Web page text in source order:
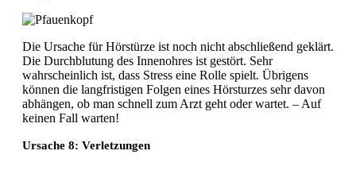
Die Ursache für Hörstürze ist noch nicht abschließend geklärt.
Die Durchblutung des Innenohres ist gestört. Sehr
wahrscheinlich ist, dass Stress eine Rolle spielt. Übrigens
können die langfristigen Folgen eines Hörsturzes sehr davon
abhängen, ob man schnell zum Arzt geht oder wartet. – Auf
keinen Fall warten!
Ursache 8: Verletzungen